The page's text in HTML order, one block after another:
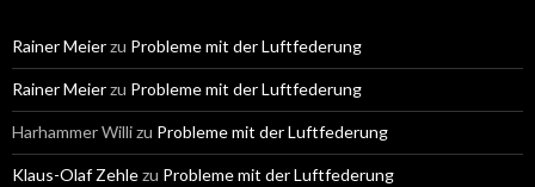
Rainer Meierzu Probleme mit der Luftfederung
Rainer Meierzu Probleme mit der Luftfederung
Harhammer Willizu Probleme mit der Luftfederung
Klaus-Olaf Zehlezu Probleme mit der Luftfederung